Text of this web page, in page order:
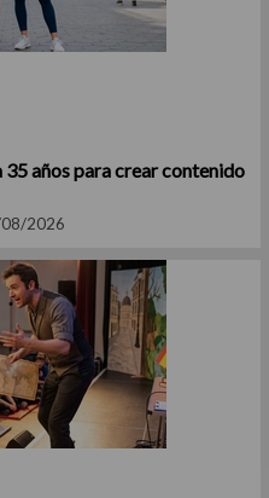
años para crear contenido
2026